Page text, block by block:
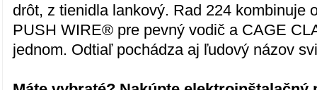
drôt, z tienidla lankový. Rad 224 kombinuje
PUSH WIRE® pre pevný vodič a CAGE
jednom. Odtiaľ pochádza aj ľudový názov